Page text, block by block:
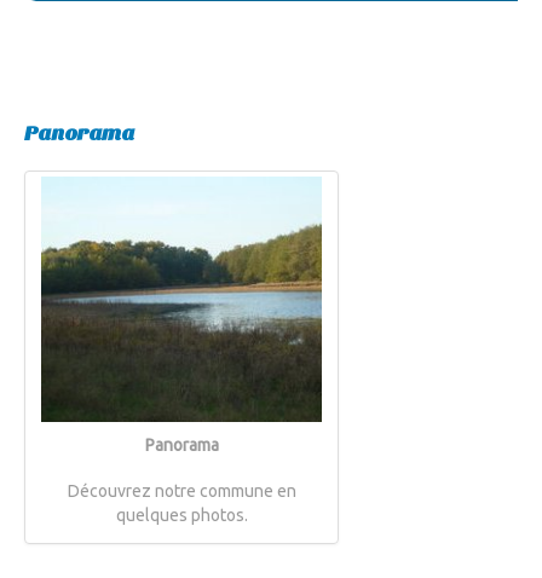
Panorama
Panorama
Découvrez notre commune en
quelques photos.